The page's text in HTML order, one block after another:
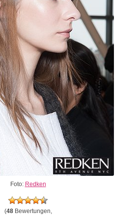
Foto: Redken
(48Bewertungen,